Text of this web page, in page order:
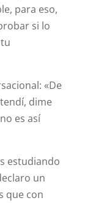
para eso,
si lo
«De
dime
es así
estudiando
un
que con